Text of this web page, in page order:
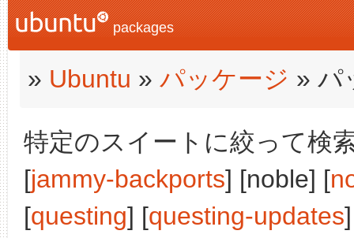
packages
» Ubuntu » パッケージ » パ
特定のスイートに絞って検
[jammy-backports] [noble] [
[questing] [questing-updates